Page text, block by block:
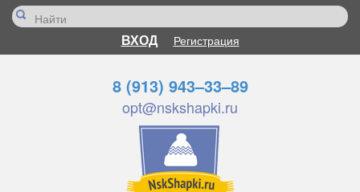
ВХОД Регистрация
8 (913) 943–33–89
opt@nskshapki.ru